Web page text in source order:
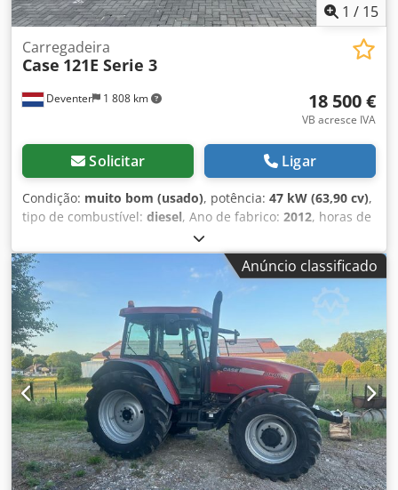
1 / 15
Deventer 1 808 km
Carregadeira
Case 121E Serie 3
18 500 €
VB acresce IVA
Solicitar Ligar
Condição: muito bom (usado), potência: 47 kW (63,90 cv),
tipo de combustível: diesel, Ano de fabrico: 2012, horas de
, = Outras opções e acessórios = -
Controlo com 2 pedais - Cabina fechada = Observações =
CASE 121E Série 3 – Ano de fabrico: 2012 – 1.060 horas de
funcionamento Retroescavadora CASE 121E Série 3, ano de
fabrico: 2012. A máquina está em bom estado e tem
apenas 1.060 horas de funcionamento. A máquina está em
bom estado, tanto a nível técnico como estético. É
adequada para diversas áreas de aplicação e está pronta
para uso imediato. Características: * Ano de fabrico: 2012
* Apenas 1.060 horas de funcionamento * Bom estado
técnico e estético * Pronta para uso imediato Para mais
informações ou para agendar uma visita, entre em
contacto connosco. Crjdpfx Aiszrd Uaezjf = Informações
adicionais = Ano de fabrico: 2012 Peso em vazio: 5.800 kg
Anúncio classificado